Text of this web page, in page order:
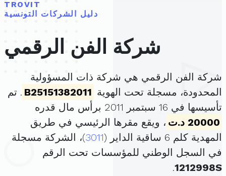
TROVIT
دليل الشركات التونسية
شركة الفن الرقمي
شركة الفن الرقمي هي شركة ذات المسؤولية
المحدودة، مسجلة تحت الهوية B25151382011 . تم
تأسيسها في 16 سبتمبر 2011 برأس مال قدره
20000 د.ت
، ويقع مقرها الرئيسي في طريق
المهدية كلم 6 ساقية الداير (
3011)، الشركة مسجلة
في السجل الوطني للمؤسسات تحت الرقم
1212998S
.